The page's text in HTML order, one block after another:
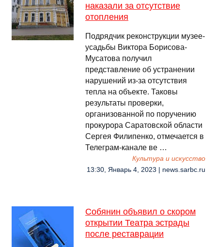
наказали за отсутствие
отопления
Подрядчик реконструкции музее-
усадьбы Виктора Борисова-
Мусатова получил
представление об устранении
нарушений из-за отсутствия
тепла на объекте. Таковы
результаты проверки,
организованной по поручению
прокурора Саратовской области
Сергея Филипенко, отмечается в
Телеграм-канале ве …
Культура и искусство
13:30, Январь 4, 2023 | news.sarbc.ru
Собянин объявил о скором
открытии Театра эстрады
после реставрации